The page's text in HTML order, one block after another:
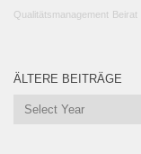
Qualitätsmanagement Beirat
ÄLTERE BEITRÄGE